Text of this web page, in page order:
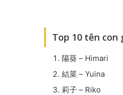
Top 10 tên con
陽葵 – Himari
結菜 – Yuina
莉子 – Riko